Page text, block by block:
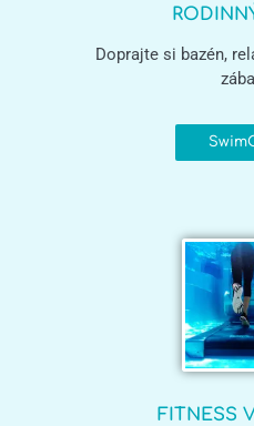
Doprajte si bazén,
FITNESS